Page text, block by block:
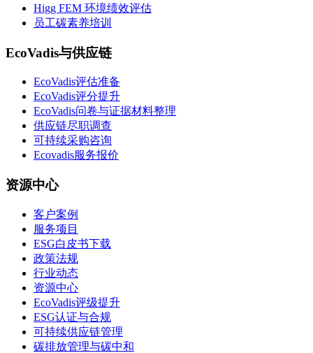
Higg FEM 环境绩效评估
员工碳素养培训
EcoVadis与供应链
EcoVadis评估准备
EcoVadis评分提升
EcoVadis问卷与证据材料整理
供应链尽职调查
可持续采购咨询
Ecovadis服务报价
资源中心
客户案例
服务项目
ESG白皮书下载
政策法规
行业动态
资源中心
EcoVadis评级提升
ESG认证与合规
可持续供应链管理
碳排放管理与碳中和